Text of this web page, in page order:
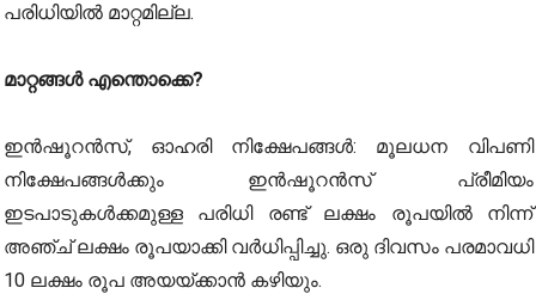
പരിധിയില്‍ മാറ്റമില്ല.
മാറ്റങ്ങള്‍ എന്തൊക്കെ?
ഇന്‍ഷൂറന്‍സ്, ഓഹരി നിക്ഷേപങ്ങള്‍: മൂലധന വിപണി
നിക്ഷേപങ്ങള്‍ക്കും ഇന്‍ഷൂറന്‍സ് പ്രീമിയം
ഇടപാടുകള്‍ക്കമുള്ള പരിധി രണ്ട് ലക്ഷം രൂപയില്‍ നിന്ന്
അഞ്ച് ലക്ഷം രൂപയാക്കി വര്‍ധിപ്പിച്ചു. ഒരു ദിവസം പരമാവധി
10 ലക്ഷം രൂപ അയയ്ക്കാന്‍ കഴിയും.